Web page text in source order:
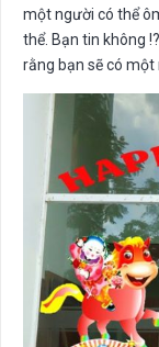
một người có thể
thể. Bạn tin không
rằng bạn sẽ có một